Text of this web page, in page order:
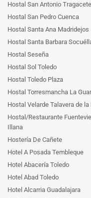
Hostal San Antonio Tragacete
Hostal San Pedro Cuenca
Hostal Santa Ana Madridejos
Hostal Santa Barbara
Hostal Seseña
Hostal Sol Toledo
Hostal Toledo Plaza
Hostal Torresmancha La
Hostal Velarde Talavera de la
Hostal/Restaurante
Illana
Hostería De Cañete
Hotel A Posada Tembleque
Hotel Abacería Toledo
Hotel Abad Toledo
Hotel Alcarria Guadalajara